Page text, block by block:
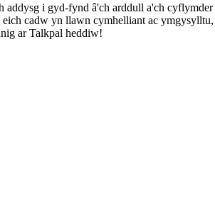
i gyd-fynd â'ch arddull a'ch
cadw yn llawn cymhelliant ac
ar Talkpal heddiw!